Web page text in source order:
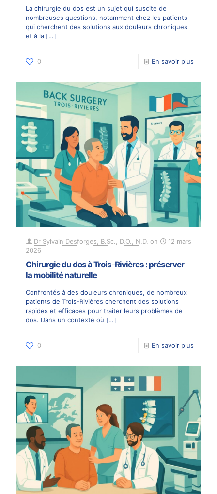
La chirurgie du dos est un sujet qui suscite de
nombreuses questions, notamment chez les patients
qui cherchent des solutions aux douleurs chroniques
et à la […]
0 En savoir plus
Dr Sylvain Desforges, B.Sc., D.O., N.D. on
12 mars
2026
Chirurgie du dos à Trois-Rivières : préserver
la mobilité naturelle
Confrontés à des douleurs chroniques, de nombreux
patients de Trois-Rivières cherchent des solutions
rapides et efficaces pour traiter leurs problèmes de
dos. Dans un contexte où […]
0 En savoir plus